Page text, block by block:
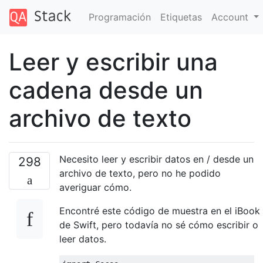
Programación Etiquetas Account
Leer y escribir una
cadena desde un
archivo de texto
298
Necesito leer y escribir datos en / desde un
archivo de texto, pero no he podido
averiguar cómo.
Encontré este código de muestra en el iBook
de Swift, pero todavía no sé cómo escribir o
leer datos.